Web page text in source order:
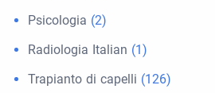
Psicologia (2)
Radiologia Italian (1)
Trapianto di capelli (126)